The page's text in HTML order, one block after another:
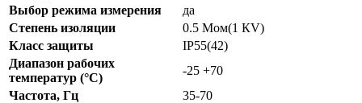
Выбор режима измерения
да
Степень изоляции
0.5 Мом(1 КV)
Класс защиты
IP55(42)
Диапазон рабочих
температур (°C)
-25 +70
Частота, Гц
35-70